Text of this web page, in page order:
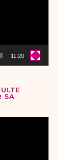
11:20
SA